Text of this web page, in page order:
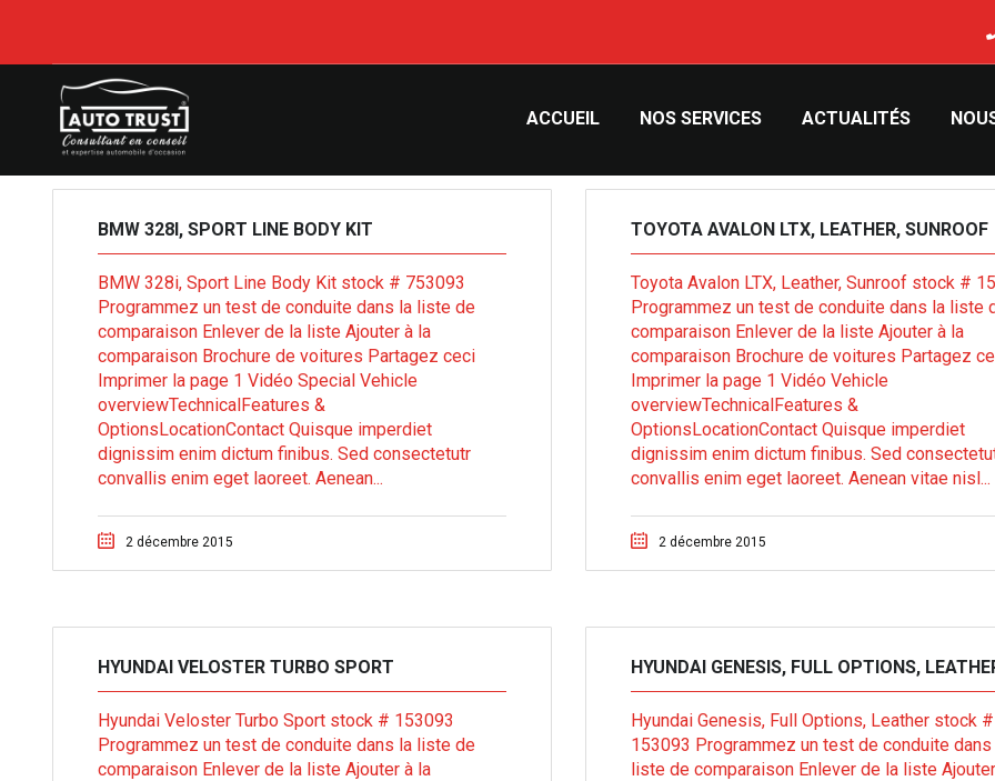
ACCUEIL NOS SERVICES ACTUALITÉS
AUTO TRUST
BMW 328I, SPORT LINE BODY KIT
BMW 328i, Sport Line Body Kit stock # 753093
Programmez un test de conduite dans la liste de
comparaison Enlever de la liste Ajouter à la
comparaison Brochure de voitures Partagez ceci
Imprimer la page 1 Vidéo Special Vehicle
overviewTechnicalFeatures &
OptionsLocationContact Quisque imperdiet
dignissim enim dictum finibus. Sed consectetutr
convallis enim eget laoreet. Aenean...
2 décembre 2015
TOYOTA AVALON LTX, LEATHER, SUNROOF
Toyota Avalon LTX, Leather, Sunroof stock #
Programmez un test de conduite dans la liste
comparaison Enlever de la liste Ajouter à la
comparaison Brochure de voitures Partagez
Imprimer la page 1 Vidéo Vehicle
overviewTechnicalFeatures &
OptionsLocationContact Quisque imperdiet
dignissim enim dictum finibus. Sed
convallis enim eget laoreet. Aenean vitae nisl...
2 décembre 2015
HYUNDAI VELOSTER TURBO SPORT
Hyundai Veloster Turbo Sport stock # 153093
Programmez un test de conduite dans la liste de
comparaison Enlever de la liste Ajouter à la
HYUNDAI GENESIS, FULL OPTIONS,
Hyundai Genesis, Full Options, Leather stock #
153093 Programmez un test de conduite dans
liste de comparaison Enlever de la liste